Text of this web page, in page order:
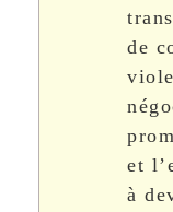
de
et
à